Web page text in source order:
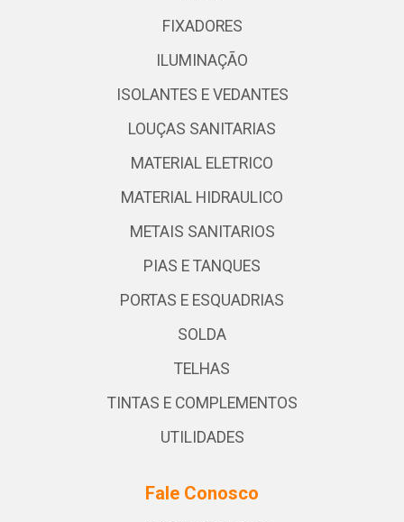
FIXADORES
ILUMINAÇÃO
ISOLANTES E VEDANTES
LOUÇAS SANITARIAS
MATERIAL ELETRICO
MATERIAL HIDRAULICO
METAIS SANITARIOS
PIAS E TANQUES
PORTAS E ESQUADRIAS
SOLDA
TELHAS
TINTAS E COMPLEMENTOS
UTILIDADES
Fale Conosco